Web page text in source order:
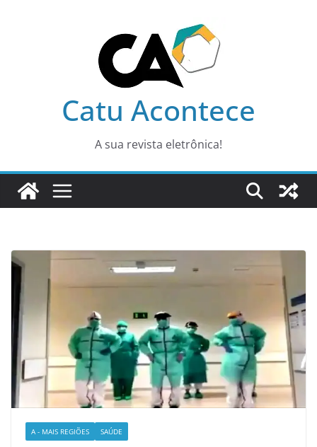
Catu Acontece
A sua revista eletrônica!
A - MAIS REGIÕES SAÚDE